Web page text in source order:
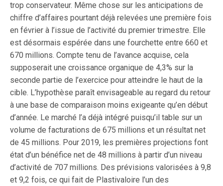
trop conservateur. Même chose sur les anticipations de
chiffre d’affaires pourtant déjà relevées une première fois
en février à l’issue de l’activité du premier trimestre. Elle
est désormais espérée dans une fourchette entre 660 et
670 millions. Compte tenu de l’avance acquise, cela
supposerait une croissance organique de 4,3% sur la
seconde partie de l’exercice pour atteindre le haut de la
cible. L’hypothèse paraît envisageable au regard du retour
à une base de comparaison moins exigeante qu’en début
d’année. Le marché l’a déjà intégré puisqu’il table sur un
volume de facturations de 675 millions et un résultat net
de 45 millions. Pour 2019, les premières projections font
état d’un bénéfice net de 48 millions à partir d’un niveau
d’activité de 707 millions. Des prévisions valorisées à 9,8
et 9,2 fois, ce qui fait de Plastivaloire l’un des